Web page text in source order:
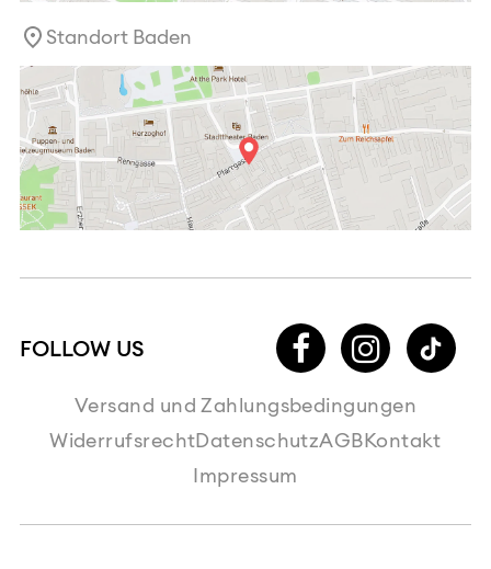
Standort Baden
Versand und Zahlungsbedingungen
WiderrufsrechtDatenschutzAGBKontakt
Impressum